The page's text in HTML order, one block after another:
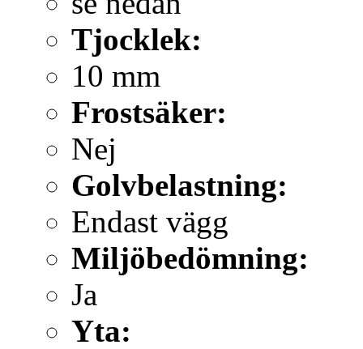
Tjocklek:
10 mm
Frostsäker:
Nej
Golvbelastning:
Endast vägg
Miljöbedömning:
Ja
Yta: